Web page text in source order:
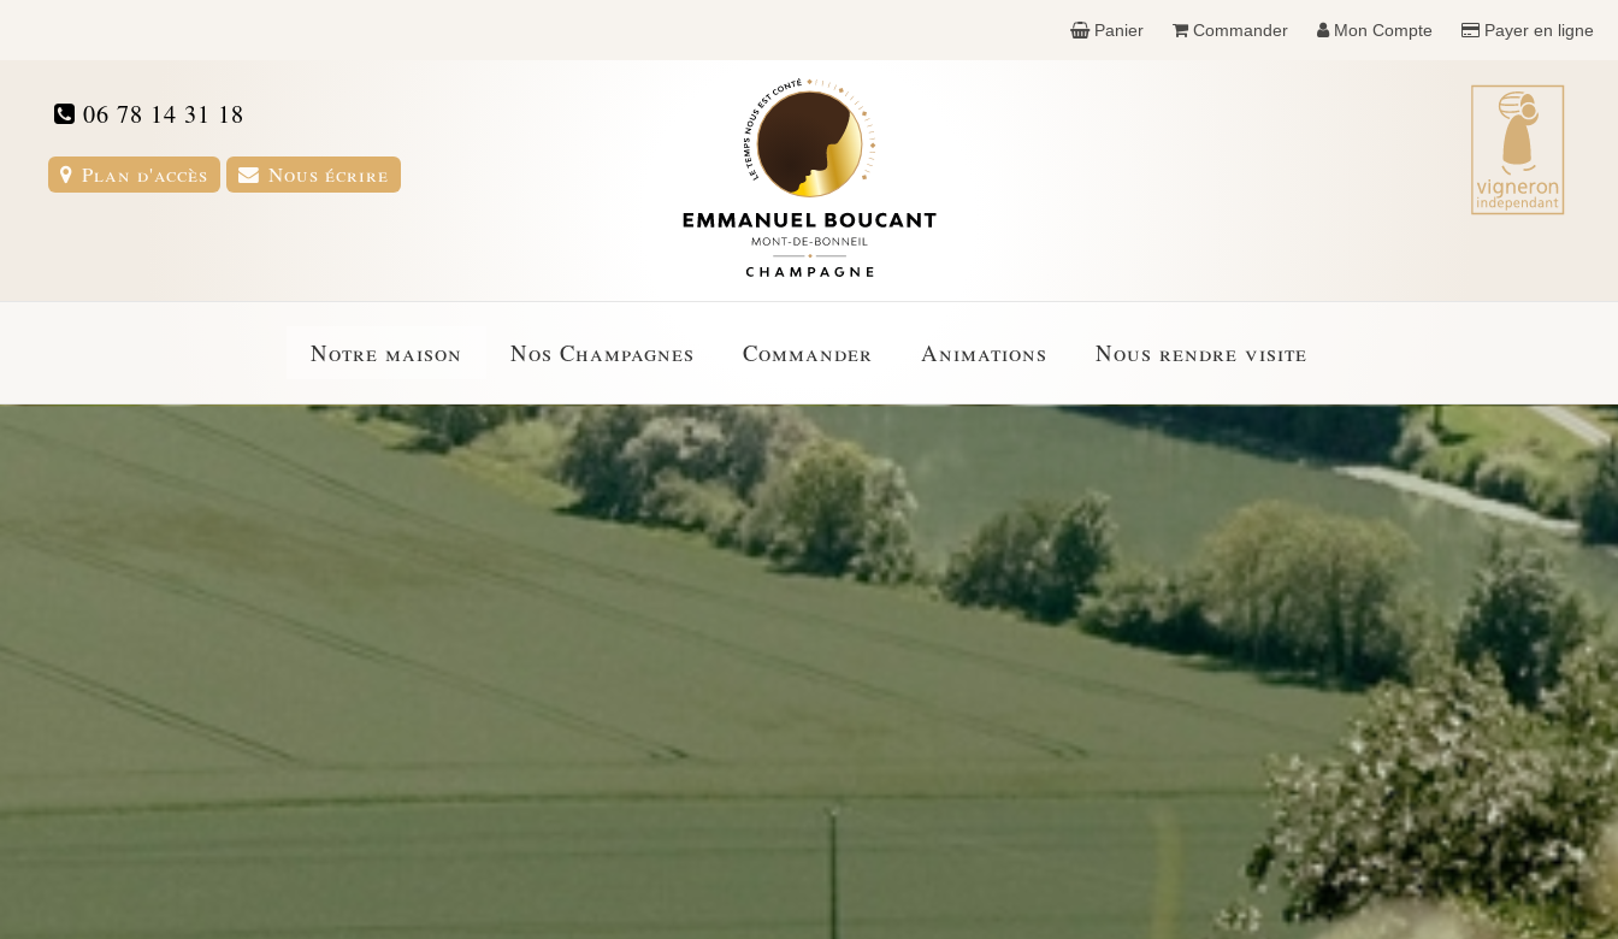
Panier Commander Mon Compte Payer en ligne
06 78 14 31 18
Plan d'accès Nous écrire
Notre maison Nos Champagnes Commander Animations Nous rendre visite